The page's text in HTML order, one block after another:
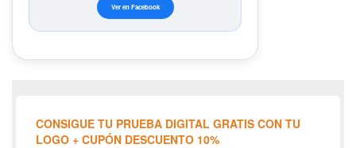
Ver en Facebook